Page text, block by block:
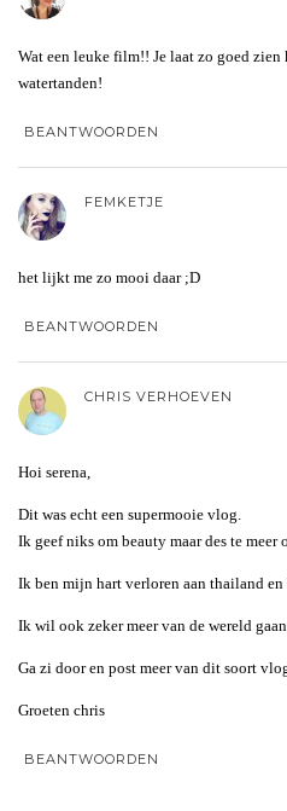
Wat een leuke film!! Je laat zo goed zien
watertanden!
BEANTWOORDEN
FEMKETJE
het lijkt me zo mooi daar ;D
BEANTWOORDEN
CHRIS VERHOEVEN
Hoi serena,
Dit was echt een supermooie vlog.
Ik geef niks om beauty maar des te meer
Ik ben mijn hart verloren aan thailand en
Ik wil ook zeker meer van de wereld gaan
Ga zi door en post meer van dit soort
Groeten chris
BEANTWOORDEN